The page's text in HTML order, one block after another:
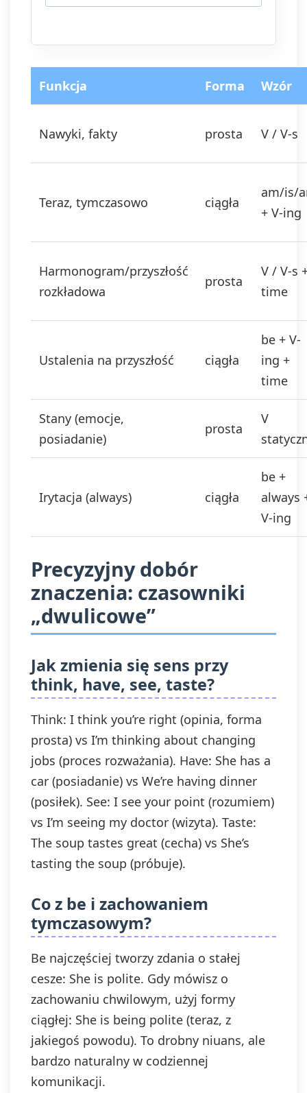
wycofania zgody. Masz prawo do
przetwarzania, a także prawo do
wniesienia skargi do organu
swoją zgodę w dowolnym momencie,
przetwarzania, którego dokonano na
możliwe poprzez kontakt z
się w wiadomościach e-mail od nas.
Funkcja Forma Wzór
Nawyki, fakty prosta V / V-s
Teraz, tymczasowo ciągła
am/is/
+ V-ing
Harmonogram/przyszłość
rozkładowa
prosta
V / V-s
time
Ustalenia na przyszłość ciągła
be + V-
ing +
time
Stany (emocje,
posiadanie)
prosta
V
Irytacja (always) ciągła
be +
always
V-ing
Precyzyjny dobór
znaczenia: czasowniki
„dwulicowe”
Jak zmienia się sens przy
think, have, see, taste?
Think: I think you’re right (opinia, forma
prosta) vs I’m thinking about changing
jobs (proces rozważania). Have: She has a
car (posiadanie) vs We’re having dinner
(posiłek). See: I see your point (rozumiem)
vs I’m seeing my doctor (wizyta). Taste:
The soup tastes great (cecha) vs She’s
tasting the soup (próbuje).
Co z be i zachowaniem
tymczasowym?
Be najczęściej tworzy zdania o stałej
cesze: She is polite. Gdy mówisz o
zachowaniu chwilowym, użyj formy
ciągłej: She is being polite (teraz, z
jakiegoś powodu). To drobny niuans, ale
bardzo naturalny w codziennej
komunikacji.